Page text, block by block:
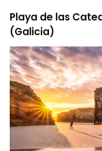
Playa de las
(Galicia)